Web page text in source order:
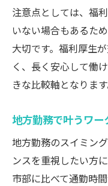
注意点としては、福
いない場合もあるた
大切です。福利厚生
く、長く安心して働
きな比較軸となります
地方勤務で叶うワ
地方勤務のスイミン
ンスを重視したい方
市部に比べて通勤時